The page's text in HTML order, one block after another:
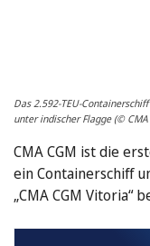
Das 2.592-TEU-
unter indischer Flagge (© CMA
CMA CGM ist die
ein Containerschiff
„CMA CGM Vitoria“